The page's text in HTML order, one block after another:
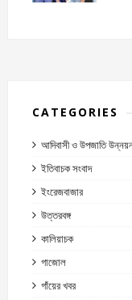
CATEGORIES
আদিবাসী ও উপজাতি
ইতিবাচক সংবাদ
ইংরেজবাজার
উত্তরবঙ্গ
কালিয়াচক
গাজোল
গাঁয়ের খবর